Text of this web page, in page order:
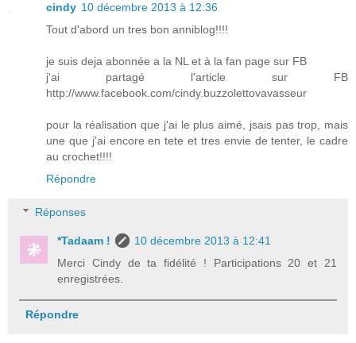
cindy 10 décembre 2013 à 12:36
Tout d'abord un tres bon anniblog!!!!
je suis deja abonnée a la NL et à la fan page sur FB
j'ai partagé l'article sur FB
http://www.facebook.com/cindy.buzzolettovavasseur
pour la réalisation que j'ai le plus aimé, jsais pas trop, mais
une que j'ai encore en tete et tres envie de tenter, le cadre
au crochet!!!!
Répondre
Réponses
*Tadaam !
10 décembre 2013 à 12:41
Merci Cindy de ta fidélité ! Participations 20 et 21
enregistrées.
Répondre